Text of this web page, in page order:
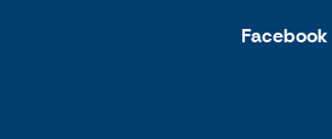
Facebook